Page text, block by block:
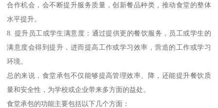
合作机会，会不断提升服务质量，创新餐品种类，推动食堂的整体
水平提升。
8. 提升员工或学生满意度：通过提供更的餐饮服务，员工或学生的
满意度会得到提升，进而提高工作或学习效率，营造的工作或学习
环境。
总的来说，食堂承包不仅能够提高管理效率、降，还能提升餐饮质
量和安全性，为学校或企业带来多方面的益处。
食堂承包的功能主要包括以下几个方面：